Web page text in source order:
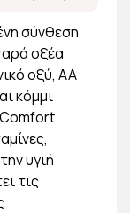
σύνθεση
οξέα
οξύ, ΑΑ
κόμμι
υγιή
τις